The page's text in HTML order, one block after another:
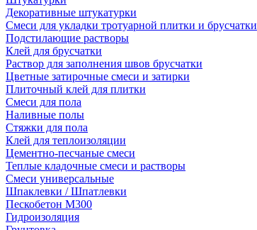
Декоративные штукатурки
Смеси для укладки тротуарной плитки и брусчатки
Подстилающие растворы
Клей для брусчатки
Раствор для заполнения швов брусчатки
Цветные затирочные смеси и затирки
Плиточный клей для плитки
Смеси для пола
Наливные полы
Стяжки для пола
Клей для теплоизоляции
Цементно-песчаные смеси
Теплые кладочные смеси и растворы
Смеси универсальные
Шпаклевки / Шпатлевки
Пескобетон М300
Гидроизоляция